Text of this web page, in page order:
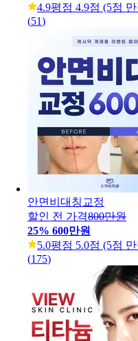
4.9평점 4.9점 (5점
(51)
안면비대칭교정
할인 전 가격800만원
25% 600만원
5.0평점 5.0점 (5점
(175)